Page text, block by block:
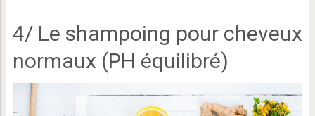
4/ Le shampoing pour cheveux
normaux (PH équilibré)